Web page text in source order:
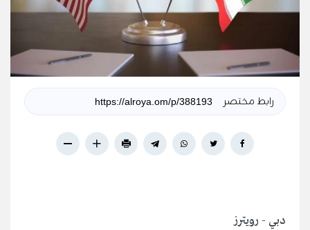
رابط مختصر
دبي - رويترز